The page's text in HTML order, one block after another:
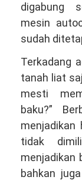
digabung
mesin
sudah
Terkadang
tanah liat
mesti
baku?”
menjadikan
tidak
menjadikan
bahkan